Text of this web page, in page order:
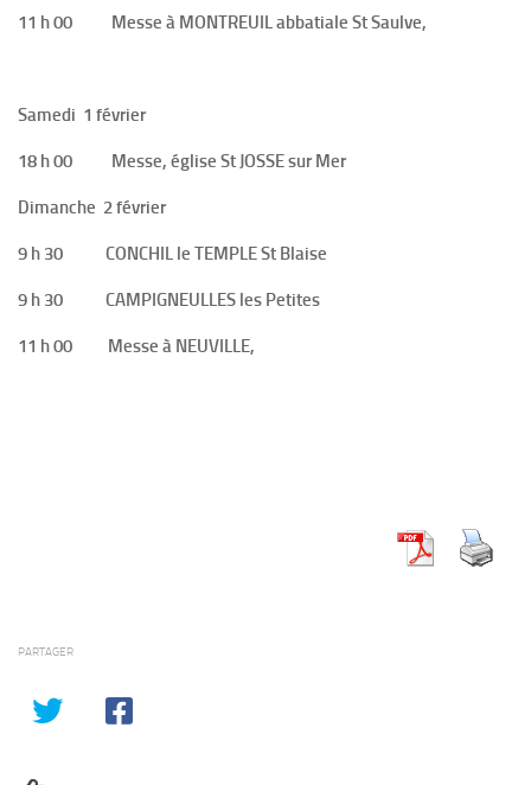
11 h 00 Messe à MONTREUIL abbatiale St Saulve,
Samedi 1 février
18 h 00 Messe, église St JOSSE sur Mer
Dimanche 2 février
9 h 30 CONCHIL le TEMPLE St Blaise
9 h 30 CAMPIGNEULLES les Petites
11 h 00 Messe à NEUVILLE,
PARTAGER